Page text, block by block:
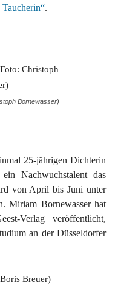
Taucherin“.
Bornewasser)
jährigen Dichterin
Nachwuchstalent das
von April bis Juni unter
Miriam Bornewasser hat
Verlag veröffentlicht,
an der Düsseldorfer